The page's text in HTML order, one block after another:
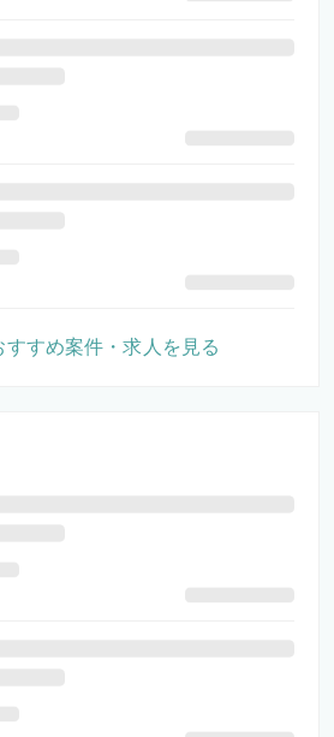
すすめ案件・求人を見る